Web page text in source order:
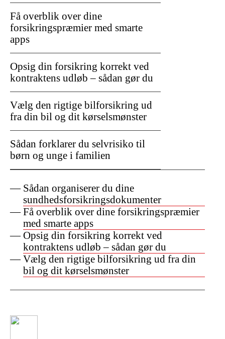
Sådan organiserer du dine
sundhedsforsikringsdokumenter
Få overblik over dine forsikringspræmier
med smarte apps
Opsig din forsikring korrekt ved
kontraktens udløb – sådan gør du
Vælg den rigtige bilforsikring ud fra din
bil og dit kørselsmønster
Få overblik over dine
forsikringspræmier med smarte
apps
Opsig din forsikring korrekt ved
kontraktens udløb – sådan gør du
Vælg den rigtige bilforsikring ud
fra din bil og dit kørselsmønster
Sådan forklarer du selvrisiko til
børn og unge i familien